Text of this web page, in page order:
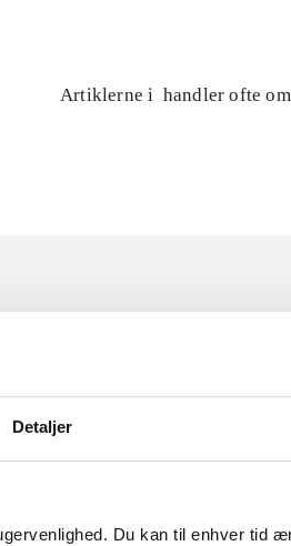
Detaljer
Du kan til enhver tid
Artiklerne i handler ofte om